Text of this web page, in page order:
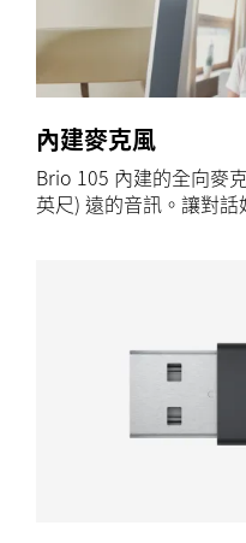
內建麥克風
Brio 105 內建的全向麥
英尺) 遠的音訊。讓對話